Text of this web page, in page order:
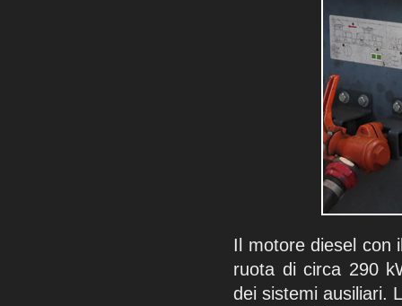
Il motore diesel con
ruota di circa 290
dei sistemi ausiliari.